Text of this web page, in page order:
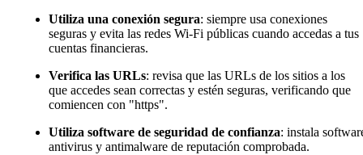
Utiliza una conexión segura: siempre usa conexiones
seguras y evita las redes Wi-Fi públicas cuando accedas a tus
cuentas financieras.
Verifica las URLs: revisa que las URLs de los sitios a los
que accedes sean correctas y estén seguras, verificando que
comiencen con "https".
Utiliza software de seguridad de confianza: instala
antivirus y antimalware de reputación comprobada.